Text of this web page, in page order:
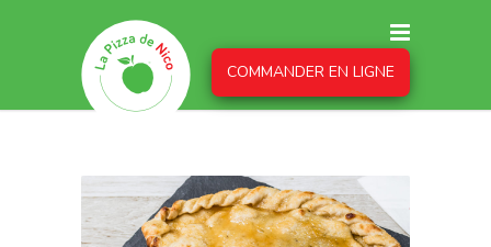
COMMANDER EN LIGNE